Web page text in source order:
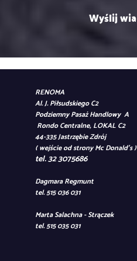
RENOMA
Al. J. Piłsudskiego C2
Podziemny Pasaż Handlowy A
Rondo Centralne, LOKAL C2
44-335 Jastrzębie Zdrój
( wejście od strony Mc Donald's )
tel. 32 3075686
Dagmara Regmunt
tel. 515 036 031
Marta Salachna - Strączek
tel. 515 035 031